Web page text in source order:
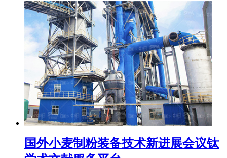
国外小麦制粉装备技术新进展会议钛